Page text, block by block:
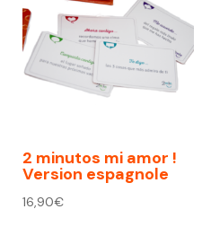
2 minutos mi amor !
Version espagnole
16,90€